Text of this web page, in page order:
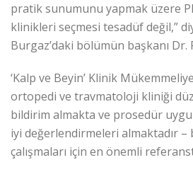
pratik sunumunu yapmak üzere
klinikleri seçmesi tesadüf değil,”
Burgaz’daki bölümün başkanı Dr.
‘Kalp ve Beyin’ Klinik
ortopedi ve travmatoloji kliniği
bildirim almakta ve prosedür
iyi değerlendirmeleri almaktadır –
çalışmaları için en önemli